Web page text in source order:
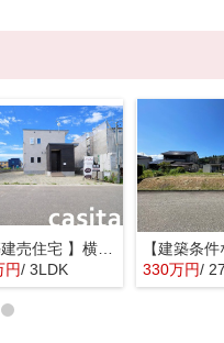
【 新築建売住宅 】横手市八幡字長者町No50 横手北小学校区のオール電化 3LDK
円/ 3LDK 330万円/